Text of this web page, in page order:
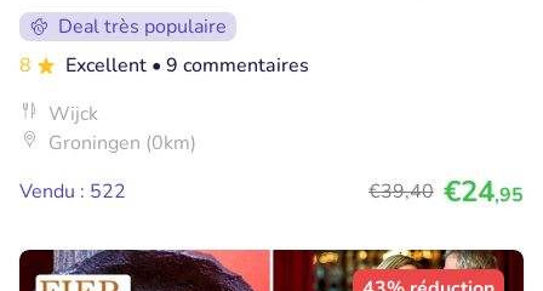
Deal très populaire
8
Excellent • 9 commentaires
Wijck
Groningen (0km)
Vendu : 522
€39,40 €24,95